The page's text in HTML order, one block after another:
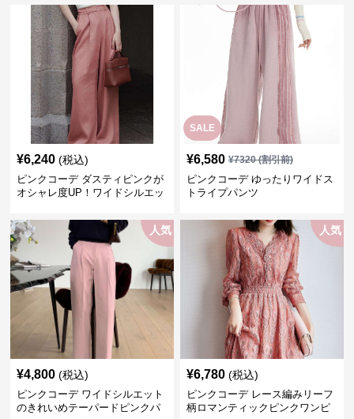
¥6,240 (税込)
ピンクコーデ ダスティピンクが
オシャレ度UP！ワイドシルエッ
SALE
¥6,580 ¥7320(割引前)
ピンクコーデ ゆったりワイドス
トライプパンツ
人気
¥4,800 (税込)
ピンクコーデ ワイドシルエット
のきれいめテーパードピンクパ
人気
¥6,780 (税込)
ピンクコーデ レース編みリーフ
柄ロマンティックピンクワンピ